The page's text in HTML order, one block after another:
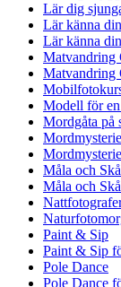
Lär dig
Lär känna
Lär känna
Matvandring
Matvandring
Modell för
Mordgåta på
Måla och
Måla och
Paint & Sip
Paint & Sip
Pole Dance
Pole Dance